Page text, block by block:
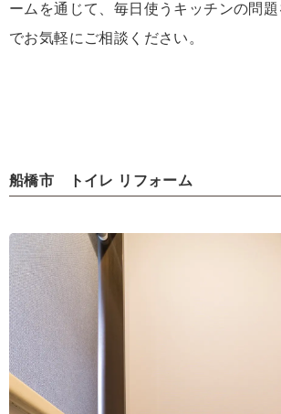
ームを通じて、毎日使うキッチンの問
でお気軽にご相談ください。
船橋市 トイレ リフォーム